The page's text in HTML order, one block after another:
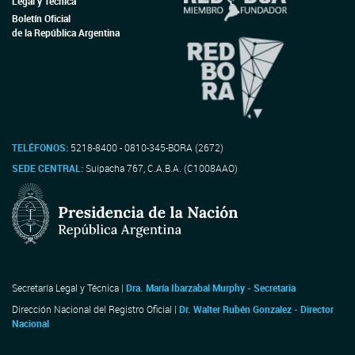
Boletín Oficial
de la República Argentina
TELÉFONOS: 5218-8400 - 0810-345-BORA (2672)
SEDE CENTRAL:Suipacha 767, C.A.B.A. (C1008AAO)
Secretaría Legal y Técnica | Dra. María Ibarzabal Murphy - Secretaria
Dirección Nacional del Registro Oficial | Dr. Walter Rubén Gonzalez - Director
Nacional